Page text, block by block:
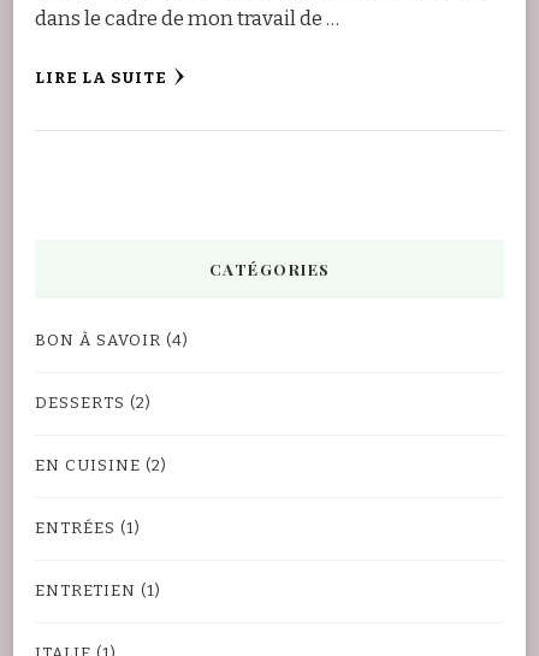
dans le cadre de mon travail de …
LIRE LA SUITE
CATÉGORIES
BON À SAVOIR (4)
DESSERTS (2)
EN CUISINE (2)
ENTRÉES (1)
ENTRETIEN (1)